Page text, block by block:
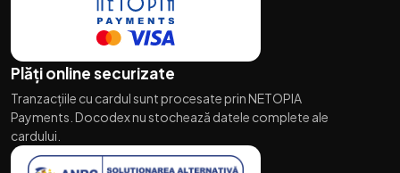
Plăți online securizate
Tranzacțiile cu cardul sunt procesate prin NETOPIA
Payments. Docodex nu stochează datele complete ale
cardului.